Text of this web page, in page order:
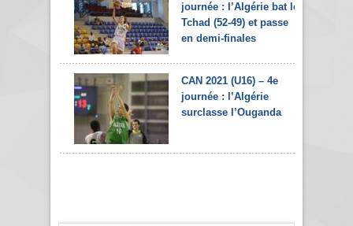
journée : l’Algérie bat le
Tchad (52-49) et passe
en demi-finales
CAN 2021 (U16) – 4e
journée : l’Algérie
surclasse l’Ouganda